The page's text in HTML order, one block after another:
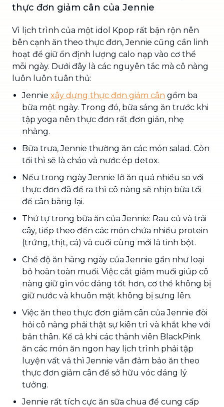
thực đơn giảm cân của Jennie
Vì lịch trình của một idol Kpop rất bận rộn nên
bên cạnh ăn theo thực đơn, Jennie cũng cần linh
hoạt để giữ ổn định lượng calo nạp vào cơ thể
mỗi ngày. Dưới đây là các nguyên tắc mà cô nàng
luôn luôn tuân thủ:
Jennie xây dựng thực đơn giảm cân gồm ba
bữa một ngày. Trong đó, bữa sáng ăn trước khi
tập yoga nên thực đơn rất đơn giản, nhẹ
nhàng.
Bữa trưa, Jennie thường ăn các món salad. Còn
tối thì sẽ là cháo và nước ép detox.
Nếu trong ngày Jennie lỡ ăn quá nhiều so với
thực đơn đã đề ra thì cô nàng sẽ nhịn bữa tối
để cân bằng lại.
Thứ tự trong bữa ăn của Jennie: Rau củ và trái
cây, tiếp theo đến các món chứa nhiều protein
(trứng, thịt, cá) và cuối cùng mới là tinh bột.
Chế độ ăn hàng ngày của Jennie gần như loại
bỏ hoàn toàn muối. Việc cắt giảm muối giúp cô
nàng giữ gìn vóc dáng tốt hơn, cơ thể không bị
giữ nước và khuôn mặt không bị sưng lên.
Việc ăn theo thực đơn giảm cân của Jennie đòi
hỏi cô nàng phải thật sự kiên trì và khắt khe với
bản thân. Kể cả khi các thành viên BlackPink
ăn các món ăn ngon hay lịch trình phải tập
luyện vất vả thì Jennie vẫn đảm bảo ăn theo
thực đơn giảm cân để sở hữu vóc dáng lý
tưởng.
Jennie rất tích cực ăn sữa chua để cung cấp